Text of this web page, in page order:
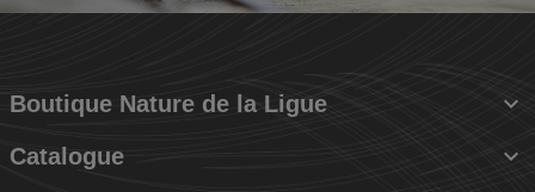
Boutique Nature de la Ligue 
Catalogue 